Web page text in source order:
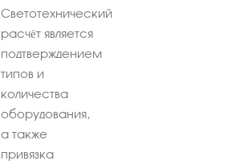
Светотехнический
расчёт является
подтверждением
типов и
количества
оборудования,
а также
привязка